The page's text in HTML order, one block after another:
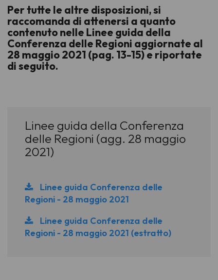
Per tutte le altre disposizioni, si
raccomanda di attenersi a quanto
contenuto nelle Linee guida della
Conferenza delle Regioni aggiornate al
28 maggio 2021 (pag. 13-15) e riportate
di seguito.
Linee guida della Conferenza
delle Regioni (agg. 28 maggio
2021)
Linee guida Conferenza delle
Regioni - 28 maggio 2021
Linee guida Conferenza delle
Regioni - 28 maggio 2021 (estratto)